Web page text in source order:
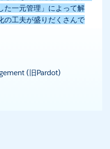
た一元管理」によって解
の工夫が盛りだくさんで
(旧Pardot)